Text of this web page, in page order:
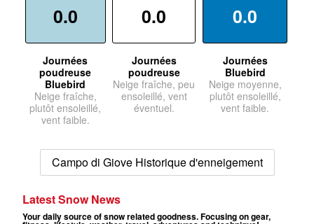
0.0
Journées
poudreuse
Bluebird
Neige fraîche,
plutôt ensoleillé,
vent faible.
0.0
Journées
poudreuse
Neige fraîche, peu
ensoleillé, vent
éventuel.
0.0
Journées
Bluebird
Neige moyenne,
plutôt ensoleillé,
vent faible.
Campo di Giove Historique d'enneigement